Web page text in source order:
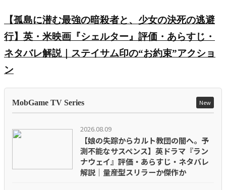
【孤島に潜む最強の暗殺者と、少女の決死の逃避
行】英・米映画『シェルター』評価・あらすじ・
ネタバレ解説｜ステイサム印の“お約束”アクショ
ン
MobGame TV Series New
2026.08.09
【娘の失踪からカルト教団の闇へ。予
測不能なサスペンス】英ドラマ『ラン
ナウェイ』評価・あらすじ・ネタバレ
解説｜量産型スリラーか傑作か